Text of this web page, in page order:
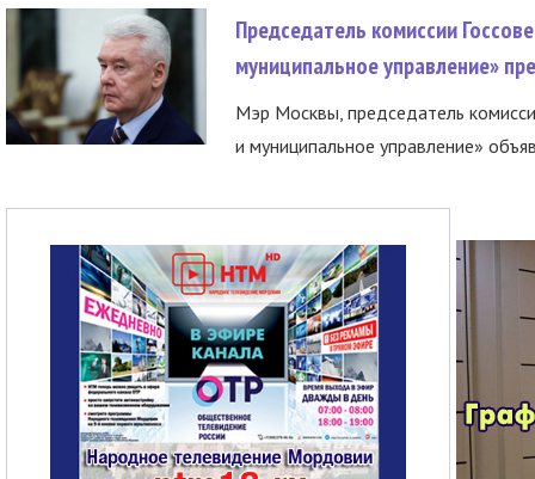
Председатель комиссии
муниципальное управление»
Мэр Москвы, председатель
и муниципальное управление»